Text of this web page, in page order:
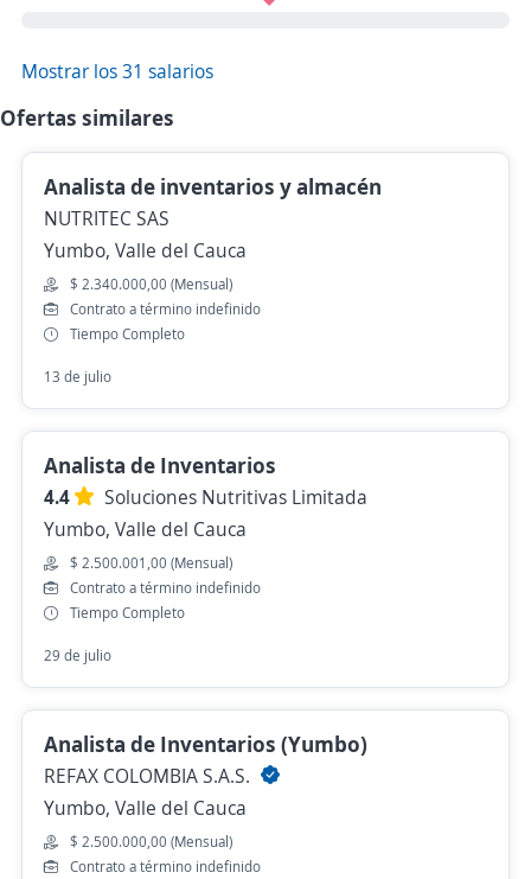
Mostrar los 31 salarios
Ofertas similares
Analista de inventarios y almacén
NUTRITEC SAS
Yumbo, Valle del Cauca
$ 2.340.000,00 (Mensual)
Contrato a término indefinido
Tiempo Completo
13 de julio
Analista de Inventarios
4.4
Soluciones Nutritivas Limitada
Yumbo, Valle del Cauca
$ 2.500.001,00 (Mensual)
Contrato a término indefinido
Tiempo Completo
29 de julio
Analista de Inventarios (Yumbo)
REFAX COLOMBIA S.A.S.
Yumbo, Valle del Cauca
$ 2.500.000,00 (Mensual)
Contrato a término indefinido